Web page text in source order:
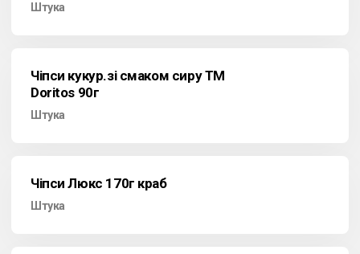
Штука
Чіпси кукур.зі смаком сиру ТМ
Doritos 90г
Штука
Чіпси Люкс 170г краб
Штука